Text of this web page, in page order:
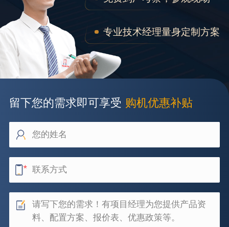
专业技术经理量身定制方案
留下您的需求即可享受 购机优惠补贴